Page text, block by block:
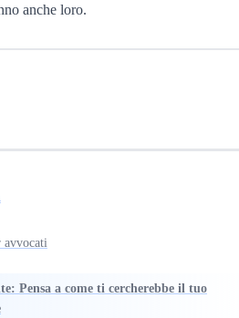
anche loro.
avvocati
Pensa a come ti cercherebbe il tuo